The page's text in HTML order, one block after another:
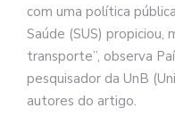
com uma política
Saúde (SUS)
transporte”, observa
pesquisador da UnB
autores do artigo.